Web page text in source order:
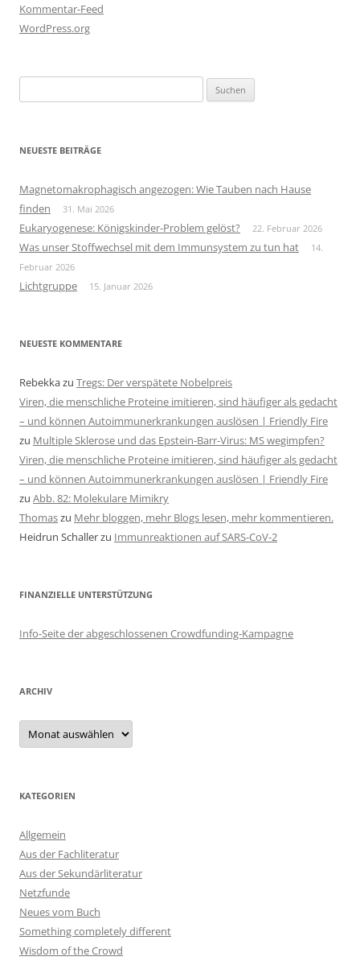
Kommentar-Feed
WordPress.org
nach:
NEUESTE BEITRÄGE
Magnetomakrophagisch angezogen: Wie Tauben nach Hause
finden
31. Mai 2026
Eukaryogenese: Königskinder-Problem gelöst? 22. Februar 2026
Was unser Stoffwechsel mit dem Immunsystem zu tun hat
14.
Februar 2026
Lichtgruppe 15. Januar 2026
NEUESTE KOMMENTARE
Rebekkazu Tregs: Der verspätete Nobelpreis
Viren, die menschliche Proteine imitieren, sind häufiger als gedacht
– und können Autoimmunerkrankungen auslösen | Friendly Fire
zu Multiple Sklerose und das Epstein-Barr-Virus: MS wegimpfen?
Viren, die menschliche Proteine imitieren, sind häufiger als gedacht
– und können Autoimmunerkrankungen auslösen | Friendly Fire
zu Abb. 82: Molekulare Mimikry
Thomaszu Mehr bloggen, mehr Blogs lesen, mehr kommentieren.
Heidrun Schallerzu Immunreaktionen auf SARS-CoV-2
FINANZIELLE UNTERSTÜTZUNG
Info-Seite der abgeschlossenen Crowdfunding-Kampagne
ARCHIV
Archiv
KATEGORIEN
Allgemein
Aus der Fachliteratur
Aus der Sekundärliteratur
Netzfunde
Neues vom Buch
Something completely different
Wisdom of the Crowd